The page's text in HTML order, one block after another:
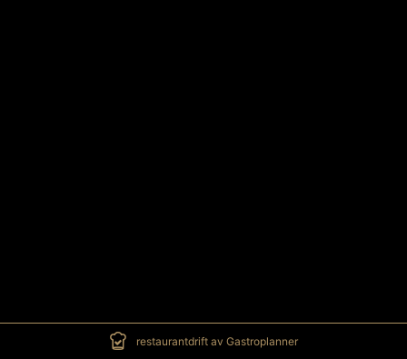
restaurantdrift av Gastroplanner